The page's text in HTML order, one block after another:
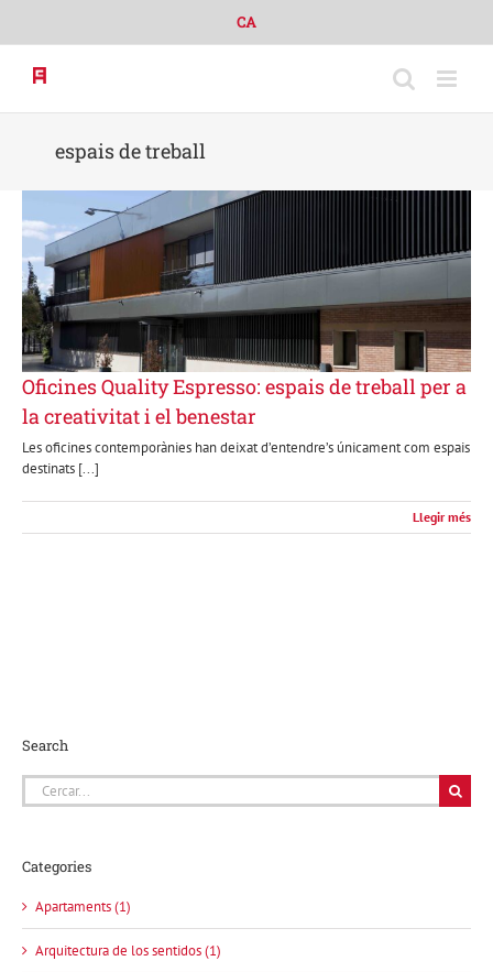
content
CA
espais de treball
Oficines Quality Espresso: espais de treball per a
la creativitat i el benestar
Les oficines contemporànies han deixat d’entendre’s únicament com espais
destinats [...]
Llegir més
Search
Cerca
…
Categories
Apartaments (1)
Arquitectura de los sentidos (1)